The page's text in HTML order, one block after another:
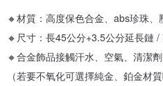
🔸材質：高度保色合金、abs珍珠
🔸尺寸：長45公分+3.5公分延長鏈
🔸合金飾品接觸汗水、空氣、清潔
（若要不氧化可選擇純金、鉑金材質